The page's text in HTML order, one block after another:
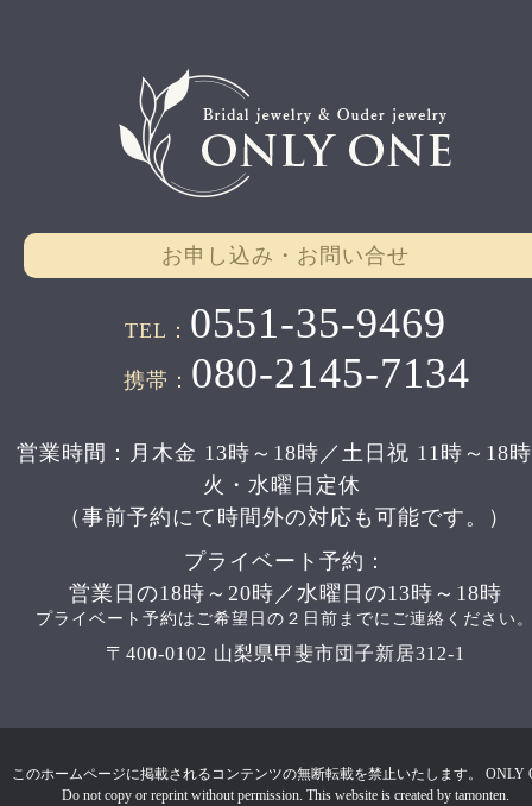
お申し込み・お問い合せ
TEL： 0551-35-9469
携帯： 080-2145-7134
営業時間：月木金 13時～18時／土日祝 11時～18
火・水曜日定休
（事前予約にて時間外の対応も可能です。）
プライベート予約：
営業日の18時～20時／水曜日の13時～18時
プライベート予約はご希望日の２日前までにご連絡ください
〒400-0102 山梨県甲斐市団子新居312-1
このホームページに掲載されるコンテンツの無断転載を禁止いたします。 ONLY
Do not copy or reprint without permission. This website is created by tamonten.